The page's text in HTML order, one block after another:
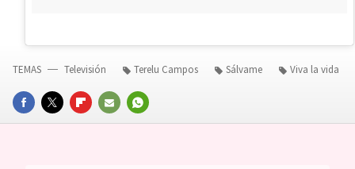
FACEBOOKTWITTERFLIPBOARD
E-
WHATSAPP
TEMAS Televisión Terelu Campos Sálvame Viva la vida